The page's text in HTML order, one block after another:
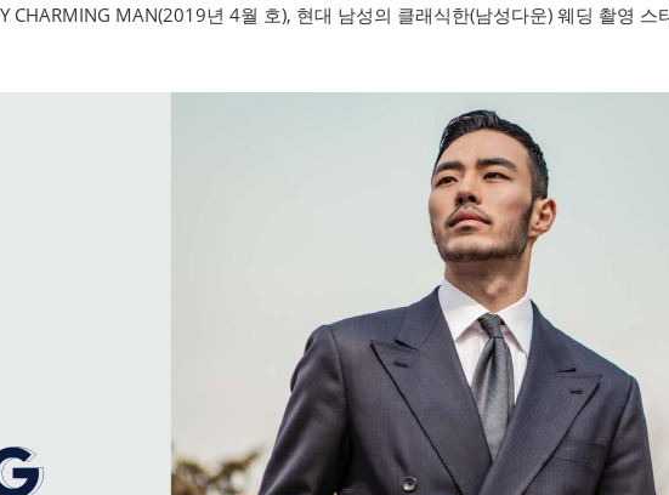
MAN(2019년 4월 호), 현대 남성의 클래식한(남성다운) 웨딩 촬영 스